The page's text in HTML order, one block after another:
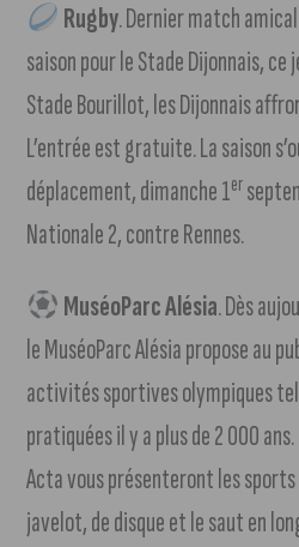
Rugby. Dernier match
saison pour le Stade Dijonnais, ce
Stade Bourillot, les Dijonnais
L’entrée est gratuite. La saison
déplacement, dimanche 1er
Nationale 2, contre Rennes.
MuséoParc Alésia. Dès
le MuséoParc Alésia propose au
activités sportives olympiques
pratiquées il y a plus de 2 000
Acta vous présenteront les
javelot, de disque et le saut en